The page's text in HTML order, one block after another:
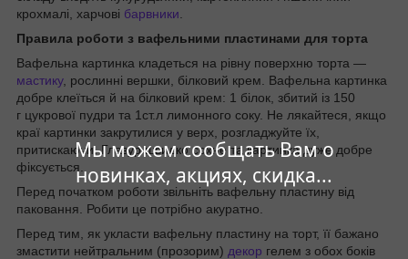
Мы можем сообщать Вам о
новинках, акциях, скидка...
крохмалі, харчові барвники
Правила роботи з вафельними пластинами для торта
Вафельна картинка кладеться на рівну поверхню торта —
мастику, рослинні вершки, білковий крем. Вафельна картинка
добре клеїться й на білковий крем: 1 білок, збитий із 150
г цукрової пудри та 1ст.л лимонного соку. Не лякайтеся, якщо
краї картинки закрутилися у верх, розгладжуйте їх,
притискаючи. Глазур швидко сохне та картинка дуже добре
фіксується.
Перед початком роботи звільніть вафельну пластину від
паковання. Робити це потрібно акуратно.
Перед тим, як укласти вафельну пластину на торт, її бажано
змастити нейтральним (прозорим) декор гелем з обох боків